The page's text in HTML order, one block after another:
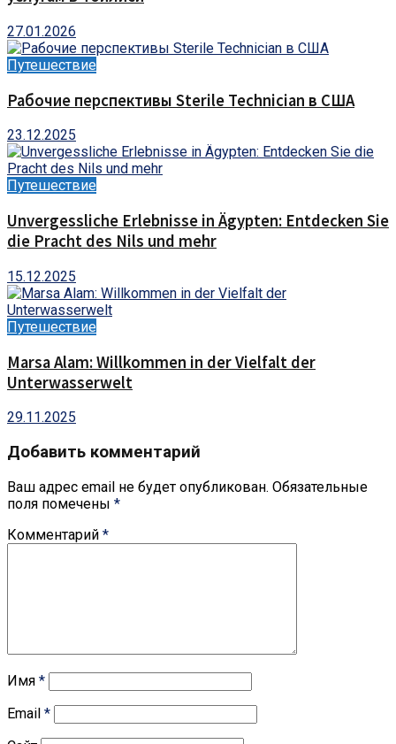
27.01.2026
Путешествие
Рабочие перспективы Sterile Technician в США
23.12.2025
Путешествие
Unvergessliche Erlebnisse in Ägypten: Entdecken Sie
die Pracht des Nils und mehr
15.12.2025
Путешествие
Marsa Alam: Willkommen in der Vielfalt der
Unterwasserwelt
29.11.2025
Добавить комментарий
Ваш адрес email не будет опубликован. Обязательные
поля помечены *
Комментарий *
Имя *
Email *